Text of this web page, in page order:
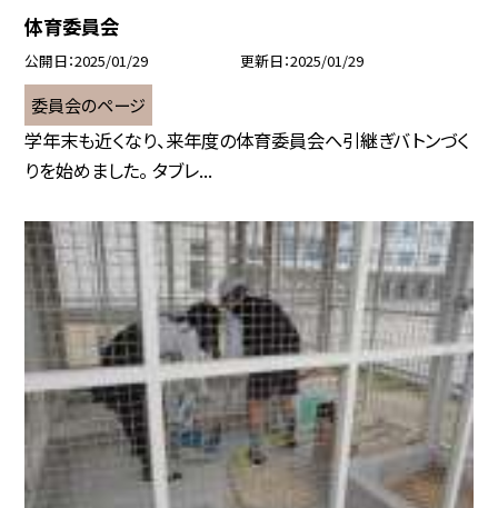
体育委員会
公開日 2025/01/29 更新日 2025/01/29
委員会のページ
学年末も近くなり、来年度の体育委員会へ引継ぎバトンづく
りを始めました。 タブレ...